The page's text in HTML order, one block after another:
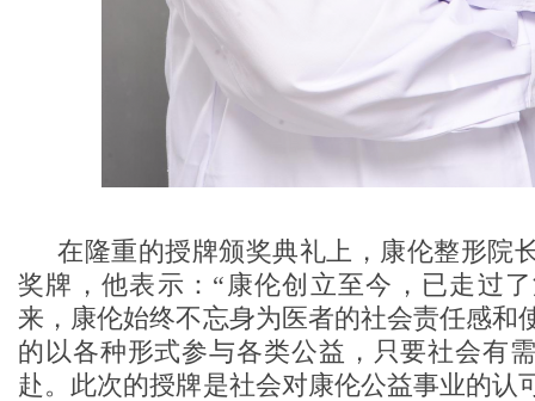
在隆重的授牌颁奖典礼上，康伦整形院
奖牌，他表示：“康伦创立至今，已走过
来，康伦始终不忘身为医者的社会责任感和
的以各种形式参与各类公益，只要社会有
赴。此次的授牌是社会对康伦公益事业的认